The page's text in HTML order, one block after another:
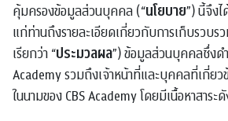
คุ้มครองข้อมูลส่วนบุคคล (“นโยบาย”) นี้จึง
แก่ท่านถึงรายละเอียดเกี่ยวกับการเก็บรวบร
เรียกว่า “ประมวลผล”) ข้อมูลส่วนบุคคลซึ่งดำ
Academy รวมถึงเจ้าหน้าที่และบุคคลที่เกี่ยว
ในนามของ CBS Academy โดยมีเนื้อหาสาระ